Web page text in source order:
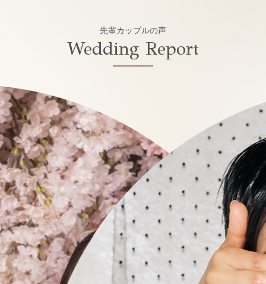
先輩カップルの声
Wedding Report